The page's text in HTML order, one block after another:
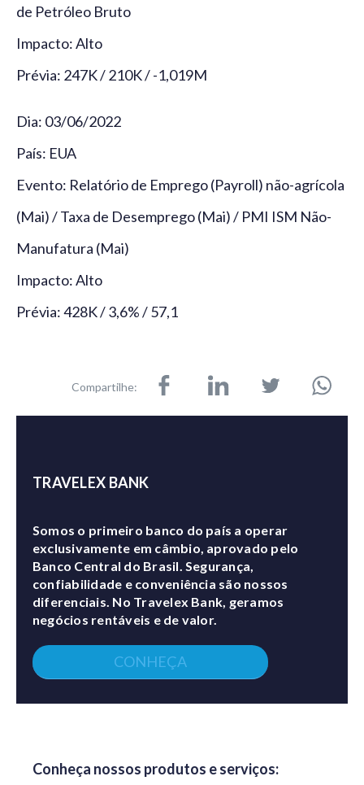
de Petróleo Bruto
Impacto: Alto
Prévia: 247K / 210K / -1,019M
Dia: 03/06/2022
País: EUA
Evento: Relatório de Emprego (Payroll) não-agrícola
(Mai) / Taxa de Desemprego (Mai) / PMI ISM Não-
Manufatura (Mai)
Impacto: Alto
Prévia: 428K / 3,6% / 57,1
Compartilhe:
TRAVELEX BANK
Somos o primeiro banco do país a operar
exclusivamente em câmbio, aprovado pelo
Banco Central do Brasil. Segurança,
confiabilidade e conveniência são nossos
diferenciais. No Travelex Bank, geramos
negócios rentáveis e de valor.
CONHEÇA
Conheça nossos produtos e serviços: